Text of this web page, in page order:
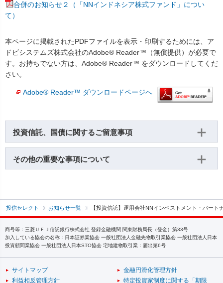
合併のお知らせ２（「NNインドネシア株式ファンド」につい
て）
本ページに掲載されたPDFファイルを表示・印刷するためには、ア
ドビシステムズ株式会社のAdobe® Reader™（無償提供）が必要で
す。お持ちでない方は、Adobe® Reader™ をダウンロードしてくだ
さい。
Adobe® Reader™ ダウンロードページへ
投資信託、国債に関するご留意事項
その他の重要な事項について
投信セレクト お知らせ一覧 【投資信託】運用会社NNインベストメント・パート
商号等：三菱ＵＦＪ信託銀行株式会社 登録金融機関 関東財務局長（登金）第33号
加入している協会の名称：日本証券業協会 一般社団法人金融先物取引業協会 一般社団法人日本
投資顧問業協会 一般社団法人日本STO協会 宅地建物取引業：届出第6号
サイトマップ
利益相反管理方針
金融円滑化管理方針
特定投資家制度に関する「期限